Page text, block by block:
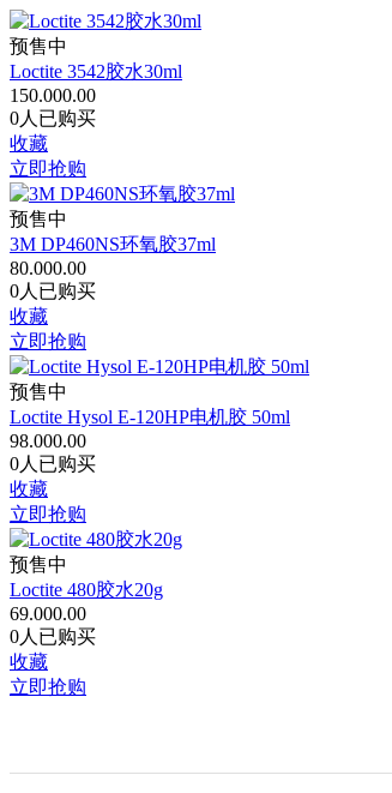
预售中
Loctite 3542胶水30ml
150.000.00
0人已购买
收藏
立即抢购
预售中
3M DP460NS环氧胶37ml
80.000.00
0人已购买
收藏
立即抢购
预售中
Loctite Hysol E-120HP电机胶 50ml
98.000.00
0人已购买
收藏
立即抢购
预售中
Loctite 480胶水20g
69.000.00
0人已购买
收藏
立即抢购